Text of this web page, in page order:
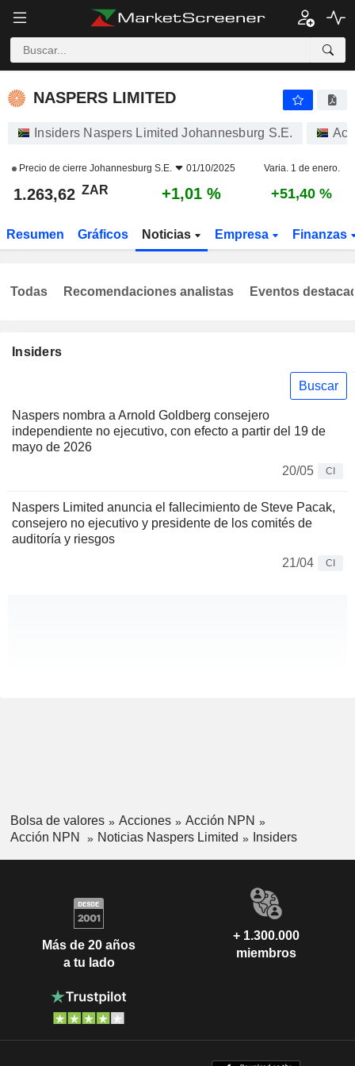
NASPERS LIMITED
NASPERS LIMITED
Insiders Naspers Limited Johannesburg S.E.
Precio de cierre Johannesburg S.E. 01/10/2025 Varia. 1 de enero.
1.263,62 ZAR +1,01 % +51,40 %
Resumen Gráficos Noticias Empresa Finanzas
Insiders
Buscar
Naspers nombra a Arnold Goldberg consejero
independiente no ejecutivo, con efecto a partir del 19 de
mayo de 2026
20/05
CI
Naspers Limited anuncia el fallecimiento de Steve Pacak,
consejero no ejecutivo y presidente de los comités de
auditoría y riesgos
21/04
CI
Todas Recomendaciones analistas Eventos
Bolsa de valores Acciones
Acción NPN
Acción NPN
Noticias Naspers Limited Insiders
Más de 20 años
a tu lado
+ 1.300.000
miembros